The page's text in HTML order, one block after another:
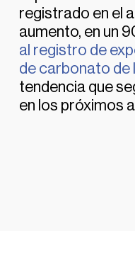
registrado en el
aumento, en un
al registro de
de carbonato de
tendencia que
en los próximos